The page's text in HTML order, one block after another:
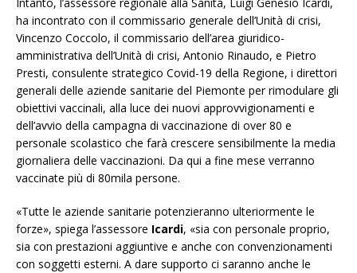
ha incontrato con il commissario generale dell’Unità di crisi,
Vincenzo Coccolo, il commissario dell’area giuridico-
amministrativa dell’Unità di crisi, Antonio Rinaudo, e Pietro
Presti, consulente strategico Covid-19 della Regione, i direttori
generali delle aziende sanitarie del Piemonte per rimodulare gli
obiettivi vaccinali, alla luce dei nuovi approvvigionamenti e
dell’avvio della campagna di vaccinazione di over 80 e
personale scolastico che farà crescere sensibilmente la media
giornaliera delle vaccinazioni. Da qui a fine mese verranno
vaccinate più di 80mila persone.
«Tutte le aziende sanitarie potenzieranno ulteriormente le
forze», spiega l’assessore Icardi, «sia con personale proprio,
sia con prestazioni aggiuntive e anche con convenzionamenti
con soggetti esterni. A dare supporto ci saranno anche le